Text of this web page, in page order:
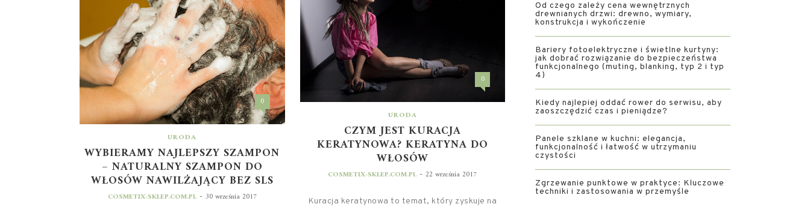
0
URODA
WYBIERAMY NAJLEPSZY SZAMPON
– NATURALNY SZAMPON DO
WŁOSÓW NAWILŻAJĄCY BEZ SLS
COSMETIX-SKLEP.COM.PL - 30 września 2017
0
URODA
CZYM JEST KURACJA
KERATYNOWA? KERATYNA DO
WŁOSÓW
COSMETIX-SKLEP.COM.PL - 22 września 2017
Kuracja keratynowa to temat, który zyskuje na
Od czego zależy cena wewnętrznych
drewnianych drzwi: drewno, wymiary,
konstrukcja i wykończenie
Bariery fotoelektryczne i świetlne kurtyny:
jak dobrać rozwiązanie do bezpieczeństwa
funkcjonalnego (muting, blanking, typ 2 i typ
4)
Kiedy najlepiej oddać rower do serwisu, aby
zaoszczędzić czas i pieniądze?
Panele szklane w kuchni: elegancja,
funkcjonalność i łatwość w utrzymaniu
czystości
Zgrzewanie punktowe w praktyce: Kluczowe
techniki i zastosowania w przemyśle